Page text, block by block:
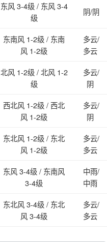
东风 3-4级 / 东风 3-4
级
阴/阴
东南风 1-2级 / 东南
风 1-2级
多云/
多云
北风 1-2级 / 北风 1-2
级
多云/
阴
西北风 1-2级 / 西北
风 1-2级
多云/
阴
东北风 1-2级 / 东北
风 1-2级
多云/
多云
东风 3-4级 / 东南风
3-4级
中雨/
中雨
东北风 3-4级 / 东北
风 3-4级
多云/
多云